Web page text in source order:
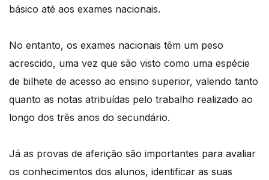
básico até aos exames nacionais.
No entanto, os exames nacionais têm um peso
acrescido, uma vez que são visto como uma espécie
de bilhete de acesso ao ensino superior, valendo tanto
quanto as notas atribuídas pelo trabalho realizado ao
longo dos três anos do secundário.
Já as provas de aferição são importantes para avaliar
os conhecimentos dos alunos, identificar as suas